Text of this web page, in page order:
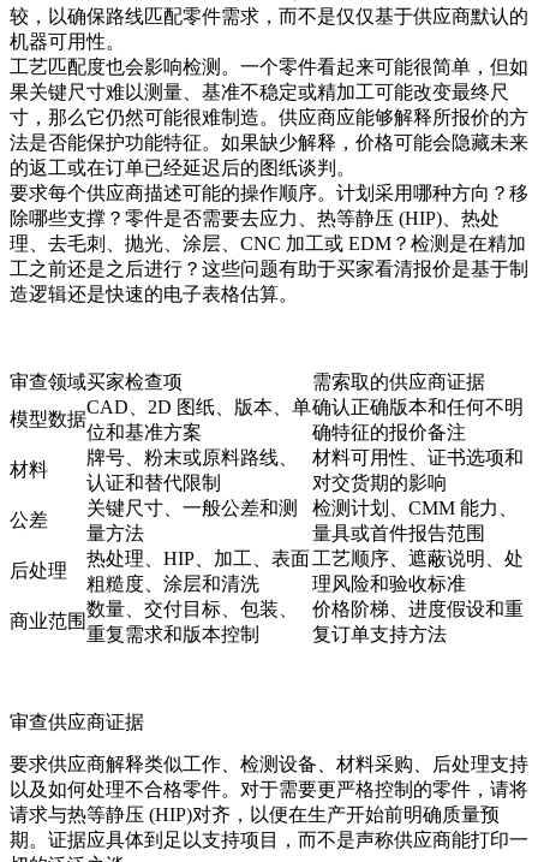
较，以确保路线匹配零件需求，而不是仅仅基于供应商默认的
机器可用性。
工艺匹配度也会影响检测。一个零件看起来可能很简单，但如
果关键尺寸难以测量、基准不稳定或精加工可能改变最终尺
寸，那么它仍然可能很难制造。供应商应能够解释所报价的方
法是否能保护功能特征。如果缺少解释，价格可能会隐藏未来
的返工或在订单已经延迟后的图纸谈判。
要求每个供应商描述可能的操作顺序。计划采用哪种方向？移
除哪些支撑？零件是否需要去应力、热等静压 (HIP)、热处
理、去毛刺、抛光、涂层、CNC 加工或 EDM？检测是在精加
工之前还是之后进行？这些问题有助于买家看清报价是基于制
造逻辑还是快速的电子表格估算。
审查领域买家检查项
需索取的供应商证据
模型数据
CAD、2D 图纸、版本、单
位和基准方案
确认正确版本和任何不明
确特征的报价备注
材料
牌号、粉末或原料路线、
认证和替代限制
材料可用性、证书选项和
对交货期的影响
公差
关键尺寸、一般公差和测
量方法
检测计划、CMM 能力、
量具或首件报告范围
后处理
热处理、HIP、加工、表面
粗糙度、涂层和清洗
工艺顺序、遮蔽说明、处
理风险和验收标准
商业范围
数量、交付目标、包装、
重复需求和版本控制
价格阶梯、进度假设和重
复订单支持方法
审查供应商证据
要求供应商解释类似工作、检测设备、材料采购、后处理支持
以及如何处理不合格零件。对于需要更严格控制的零件，请将
请求与热等静压 (HIP)对齐，以便在生产开始前明确质量预
期。证据应具体到足以支持项目，而不是声称供应商能打印一